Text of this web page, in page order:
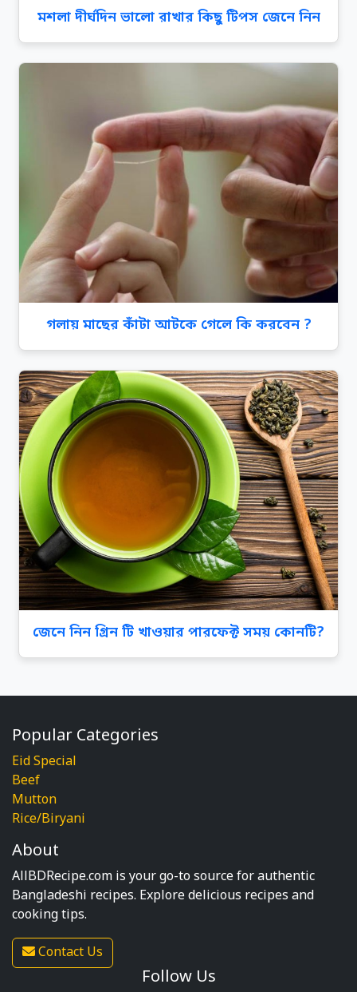
মশলা দীর্ঘদিন ভালো রাখার কিছু টিপস জেনে নিন
গলায় মাছের কাঁটা আটকে গেলে কি করবেন ?
জেনে নিন গ্রিন টি খাওয়ার পারফেক্ট সময় কোনটি?
Popular Categories
Eid Special
Beef
Mutton
Rice/Biryani
About
AllBDRecipe.com is your go-to source for authentic
Bangladeshi recipes. Explore delicious recipes and
cooking tips.
Contact Us
Follow Us